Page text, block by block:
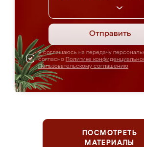
Отправить
Я соглашаюсь на передачу
согласно Политике
Пользовательскому соглашению
ПОСМОТРЕТЬ
МАТЕРИАЛЫ